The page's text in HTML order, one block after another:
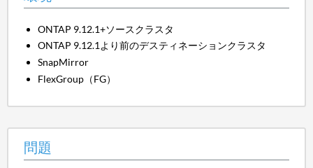
ONTAP 9.12.1+ソースクラスタ
ONTAP 9.12.1より前のデスティネーションクラスタ
SnapMirror
FlexGroup（FG）
問題